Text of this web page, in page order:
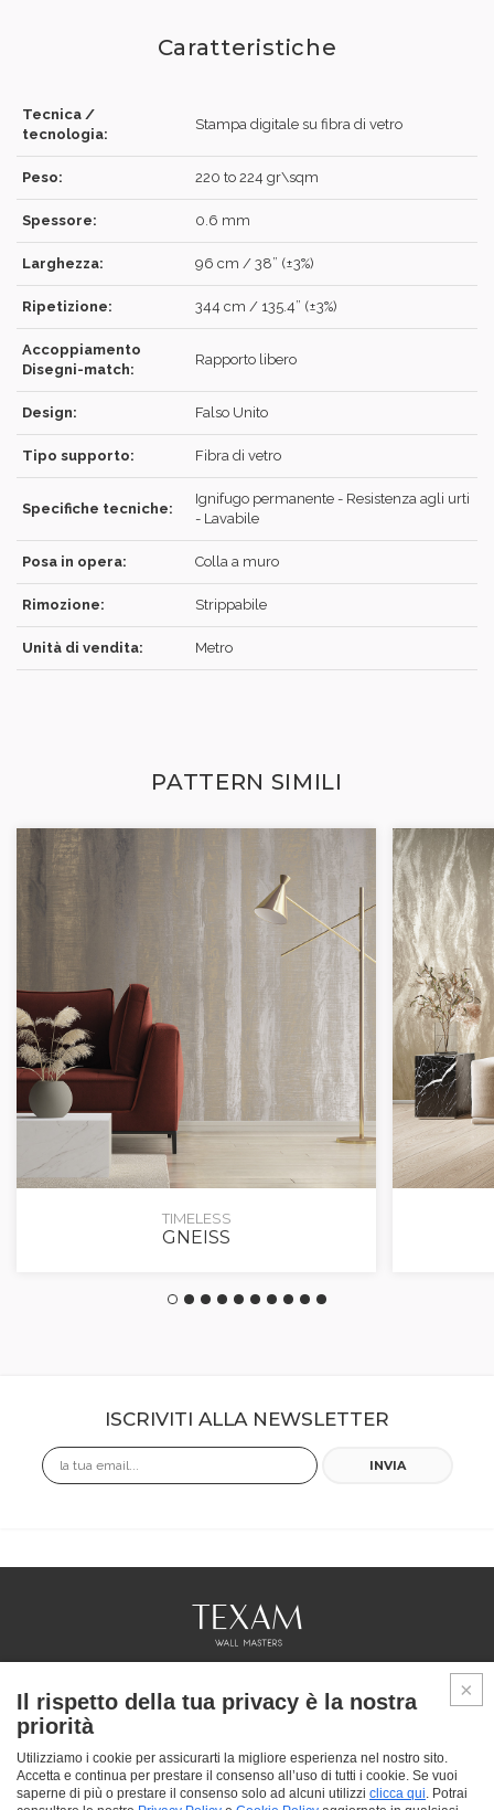
Caratteristiche
Tecnica /
tecnologia:
Stampa digitale su fibra di vetro
Peso: 220 to 224 gr\sqm
Spessore: 0.6 mm
Larghezza: 96 cm / 38” (±3%)
Ripetizione: 344 cm / 135.4” (±3%)
Accoppiamento
Disegni-match:
Rapporto libero
Design: Falso Unito
Tipo supporto: Fibra di vetro
Specifiche tecniche:
Ignifugo permanente - Resistenza agli urti
- Lavabile
Posa in opera: Colla a muro
Rimozione: Strippabile
Unità di vendita: Metro
PATTERN SIMILI
TIMELESS
GNEISS
ISCRIVITI ALLA NEWSLETTER
Email INVIA
PROFESSIONAL
PUNTI VENDITA
CHI SIAMO
CONTATTACI
ACCEDI
ACCEDI
RECUPERA
REGISTRATI
Il rispetto della tua privacy è la nostra
priorità
Utilizziamo i cookie per assicurarti la migliore esperienza nel nostro sito.
Accetta e continua per prestare il consenso all’uso di tutti i cookie. Se vuoi
saperne di più o prestare il consenso solo ad alcuni utilizzi clicca qui. Potrai